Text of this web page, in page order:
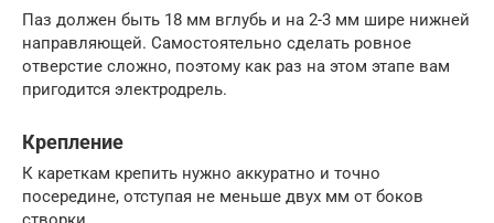
Паз должен быть 18 мм вглубь и на 2-3 мм шире нижней
направляющей. Самостоятельно сделать ровное
отверстие сложно, поэтому как раз на этом этапе вам
пригодится электродрель.
Крепление
К кареткам крепить нужно аккуратно и точно
посередине, отступая не меньше двух мм от боков